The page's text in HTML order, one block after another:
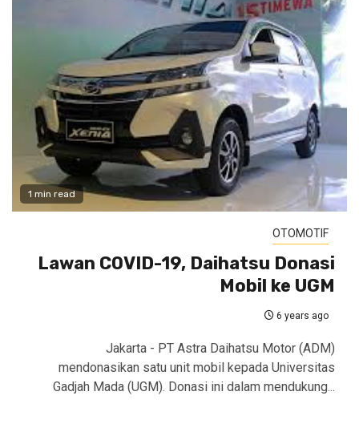
1 min read
OTOMOTIF
Lawan COVID-19, Daihatsu Donasi
Mobil ke UGM
6 years ago
Jakarta - PT Astra Daihatsu Motor (ADM)
mendonasikan satu unit mobil kepada Universitas
Gadjah Mada (UGM). Donasi ini dalam mendukung...